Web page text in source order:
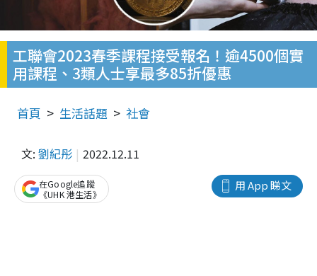
工聯會2023春季課程接受報名！逾4500個實
用課程、3類人士享最多85折優惠
首頁 生活話題 社會
文: 劉紀彤 2022.12.11
用 App 睇文
在Google追蹤
《UHK 港生活》